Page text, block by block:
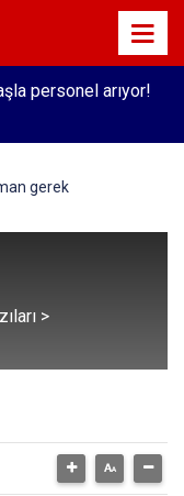
personel arıyor!
gerek
>